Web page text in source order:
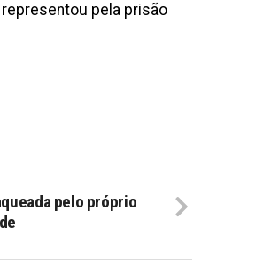
pela prisão
pelo próprio